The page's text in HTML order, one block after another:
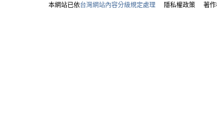
本網站已依台灣網站內容分級規定處理 隱私權政策 著作